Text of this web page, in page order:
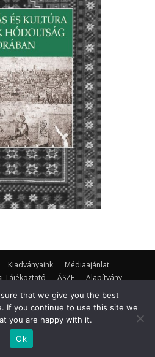
Kiadványaink
Médiaajánlat
Tájékoztató ÁSZF
Alapítvány
Kapcsolat
2020
that we give you the best
If you continue to use this site we
you are happy with it.
Ok